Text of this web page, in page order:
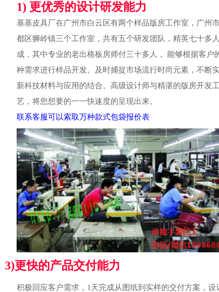
1) 更优秀的设计研发能力
基基皮具厂在广州市白云区有两个样品版房工作室，广州
都区狮岭镇三个工作室，共有五个研发团队，精英七十多
成，其中专业的老出格板房师付三十多人， 能够根据客户
种需求进行样品开发。及时捕捉市场流行时尚元素，不断
新科技材料与应用的结合。高级设计师与精湛的版房开发
艺，将您想要的一一快速度的呈现出来。
联系客服可以索取万种款式包袋报价表
3)更快的产品交付能力
积极回应客户需求，1天完成从图纸到实样的交付方案，设